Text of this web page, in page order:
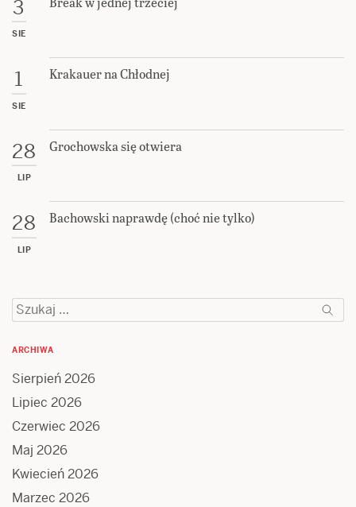
3
SIE
1
SIE
Krakauer na Chłodnej
28
LIP
Grochowska się otwiera
28
LIP
Bachowski naprawdę (choć nie tylko)
Szukaj:
ARCHIWA
Sierpień 2026
Lipiec 2026
Czerwiec 2026
Maj 2026
Kwiecień 2026
Marzec 2026